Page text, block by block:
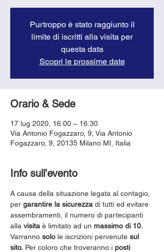
Purtroppo è stato raggiunto il
limite di iscritti alla visita per
questa data
Scopri le prossime date
Orario & Sede
17 lug 2020, 16:00 – 16:30
Via Antonio Fogazzaro, 9, Via Antonio
Fogazzaro, 9, 20135 Milano MI, Italia
Info sull'evento
A causa della situazione legata al contagio,
per garantire la sicurezza di tutti ed evitare
assembramenti, il numero di partecipanti
alla visita è limitato ad un massimo di 10.
Varranno solo le iscrizioni pervenute sul
sito. Per coloro che troveranno i posti